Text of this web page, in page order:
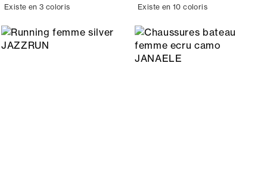
Existe en 3 coloris Existe en 10 coloris